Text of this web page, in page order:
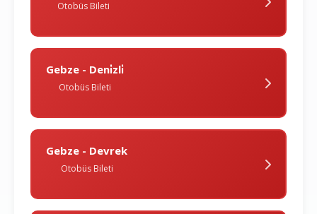
Otobüs Bileti
Gebze - Deni̇zli̇
Otobüs Bileti
Gebze - Devrek
Otobüs Bileti